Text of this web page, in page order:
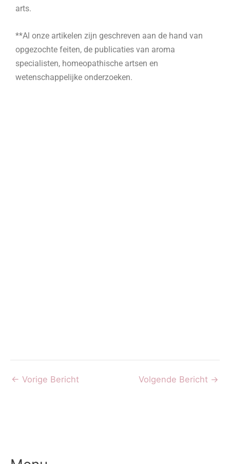
arts.
**Al onze artikelen zijn geschreven aan de hand van
opgezochte feiten, de publicaties van aroma
specialisten, homeopathische artsen en
wetenschappelijke onderzoeken.
← Vorige Bericht Volgende Bericht →